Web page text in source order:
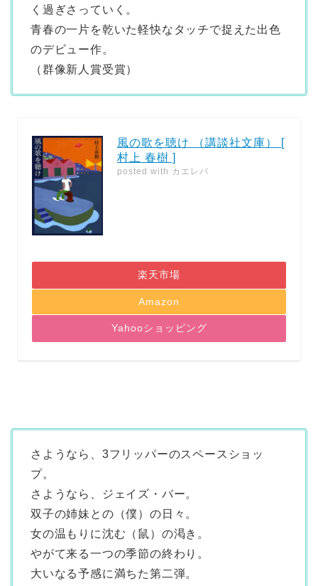
く過ぎさっていく。
青春の一片を乾いた軽快なタッチで捉えた出色
のデビュー作。
（群像新人賞受賞）
風の歌を聴け （講談社文庫） [
村上 春樹 ]
posted with カエレバ
楽天市場
Amazon
Yahooショッピング
さようなら、3フリッパーのスペースショッ
プ。
さようなら、ジェイズ・バー。
双子の姉妹との（僕）の日々。
女の温もりに沈む（鼠）の渇き。
やがて来る一つの季節の終わり。
大いなる予感に満ちた第二弾。